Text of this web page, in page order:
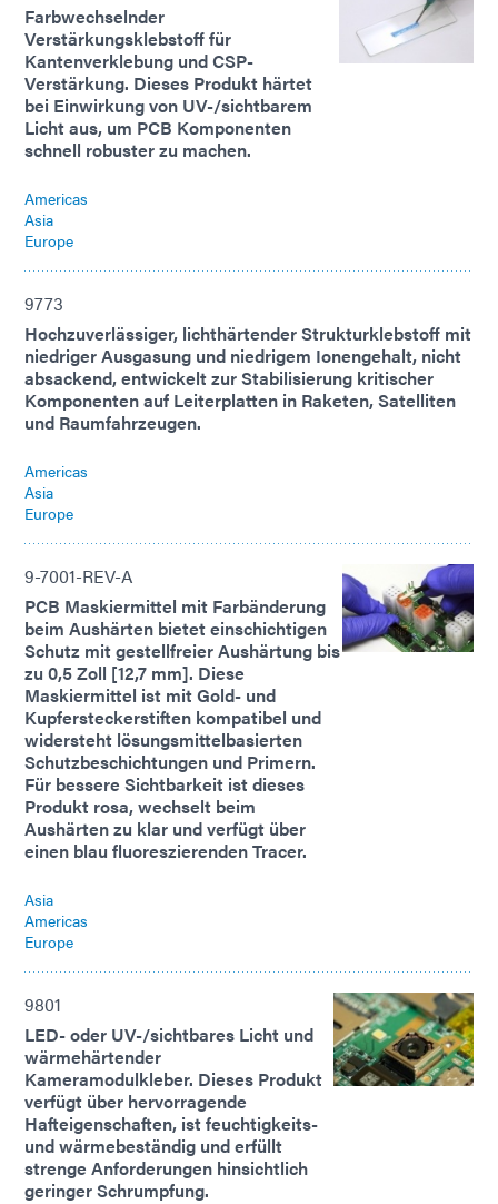
Farbwechselnder
Verstärkungsklebstoff für
Kantenverklebung und CSP-
Verstärkung. Dieses Produkt härtet
bei Einwirkung von UV-/sichtbarem
Licht aus, um PCB Komponenten
schnell robuster zu machen.
Americas
Asia
Europe
9773
Hochzuverlässiger, lichthärtender Strukturklebstoff mit
niedriger Ausgasung und niedrigem Ionengehalt, nicht
absackend, entwickelt zur Stabilisierung kritischer
Komponenten auf Leiterplatten in Raketen, Satelliten
und Raumfahrzeugen.
Americas
Asia
Europe
9-7001-REV-A
PCB Maskiermittel mit Farbänderung
beim Aushärten bietet einschichtigen
Schutz mit gestellfreier Aushärtung bis
zu 0,5 Zoll [12,7 mm]. Diese
Maskiermittel ist mit Gold- und
Kupfersteckerstiften kompatibel und
widersteht lösungsmittelbasierten
Schutzbeschichtungen und Primern.
Für bessere Sichtbarkeit ist dieses
Produkt rosa, wechselt beim
Aushärten zu klar und verfügt über
einen blau fluoreszierenden Tracer.
Asia
Americas
Europe
9801
LED- oder UV-/sichtbares Licht und
wärmehärtender
Kameramodulkleber. Dieses Produkt
verfügt über hervorragende
Hafteigenschaften, ist feuchtigkeits-
und wärmebeständig und erfüllt
strenge Anforderungen hinsichtlich
geringer Schrumpfung.